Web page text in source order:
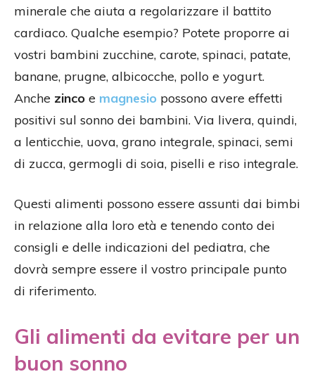
minerale che aiuta a regolarizzare il battito
cardiaco. Qualche esempio? Potete proporre ai
vostri bambini zucchine, carote, spinaci, patate,
banane, prugne, albicocche, pollo e yogurt.
Anche zinco e magnesio possono avere effetti
positivi sul sonno dei bambini. Via livera, quindi,
a lenticchie, uova, grano integrale, spinaci, semi
di zucca, germogli di soia, piselli e riso integrale.
Questi alimenti possono essere assunti dai bimbi
in relazione alla loro età e tenendo conto dei
consigli e delle indicazioni del pediatra, che
dovrà sempre essere il vostro principale punto
di riferimento.
Gli alimenti da evitare per un
buon sonno